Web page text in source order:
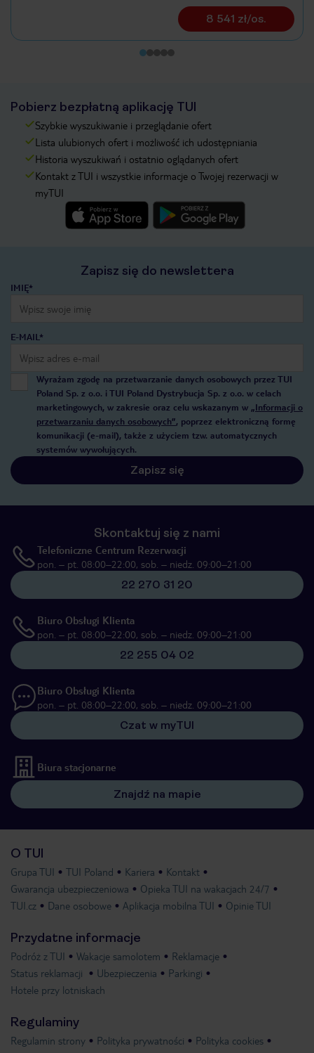
8 541 zł/os.
Pobierz bezpłatną aplikację TUI
Szybkie wyszukiwanie i przeglądanie ofert
Lista ulubionych ofert i możliwość ich udostępniania
Historia wyszukiwań i ostatnio oglądanych ofert
Kontakt z TUI i wszystkie informacje o Twojej rezerwacji w
myTUI
Zapisz się do newslettera
IMIĘ*
E-MAIL*
Wyrażam zgodę na przetwarzanie danych osobowych przez TUI
Poland Sp. z o.o. i TUI Poland Dystrybucja Sp. z o.o. w celach
marketingowych, w zakresie oraz celu wskazanym w „Informacji o
przetwarzaniu danych osobowych”, poprzez elektroniczną formę
komunikacji (e-mail), także z użyciem tzw. automatycznych
systemów wywołujących.
Zapisz się
Skontaktuj się z nami
Telefoniczne Centrum Rezerwacji
pon. – pt. 08:00–22:00, sob. – niedz. 09:00–21:00
22 270 31 20
Biuro Obsługi Klienta
pon. – pt. 08:00–22:00, sob. – niedz. 09:00–21:00
22 255 04 02
Biuro Obsługi Klienta
pon. – pt. 08:00–22:00, sob. – niedz. 09:00–21:00
Czat w myTUI
Biura stacjonarne
Znajdź na mapie
O TUI
Grupa TUI TUI Poland Kariera
Kontakt
Gwarancja ubezpieczeniowa
Opieka TUI na wakacjach 24/7
TUI.cz
Dane osobowe Aplikacja mobilna TUI Opinie TUI
Przydatne informacje
Podróż z TUI Wakacje samolotem
Reklamacje
Status reklamacji
Ubezpieczenia
Parkingi
Hotele przy lotniskach
Regulaminy
Regulamin strony Polityka prywatności
Polityka cookies